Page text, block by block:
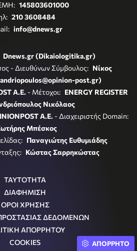
145803601000
210 3608484
info@dnews.gr
Dnews.gr (Dikaiologitika.gr)
- Διευθύνων Σύμβουλος: Νίκος
post.gr)
A.E. - Μέτοχοι: ENERGY REGISTER
Νικόλαος
A.E. - Διαχειριστής Domain:
Μπέσκος
Παναγιώτης Ευθυμιάδης
Κώστας Σαρρηκώστας
ΤΑΥΤΟΤΗΤΑ
ΔΙΑΦΗΜΙΣΗ
ΟΡΟΙ ΧΡΗΣΗΣ
ΔΕΔΟΜΕΝΩΝ
ΑΠΟΡΡΗΤΟΥ
COOKIES
ΑΠΟΡΡΗΤΟ